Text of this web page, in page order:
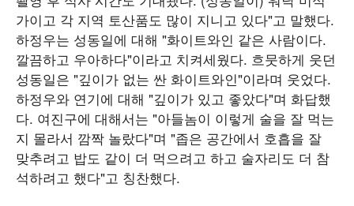
가이고 각 지역 토산품도 많이 지니고 있다"고 말했다.
하정우는 성동일에 대해 "화이트와인 같은 사람이다.
깔끔하고 우아하다"이라고 치켜세웠다. 흐뭇하게 웃던
성동일은 "깊이가 없는 싼 화이트와인"이라며 웃었다.
하정우와 연기에 대해 "깊이가 있고 좋았다"며 화답했
다. 여진구에 대해서는 "아들놈이 이렇게 술을 잘 먹는
지 몰라서 깜짝 놀랐다"며 "좁은 공간에서 호흡을 잘
맞추려고 밥도 같이 더 먹으려고 하고 술자리도 더 참
석하려고 했다"고 칭찬했다.